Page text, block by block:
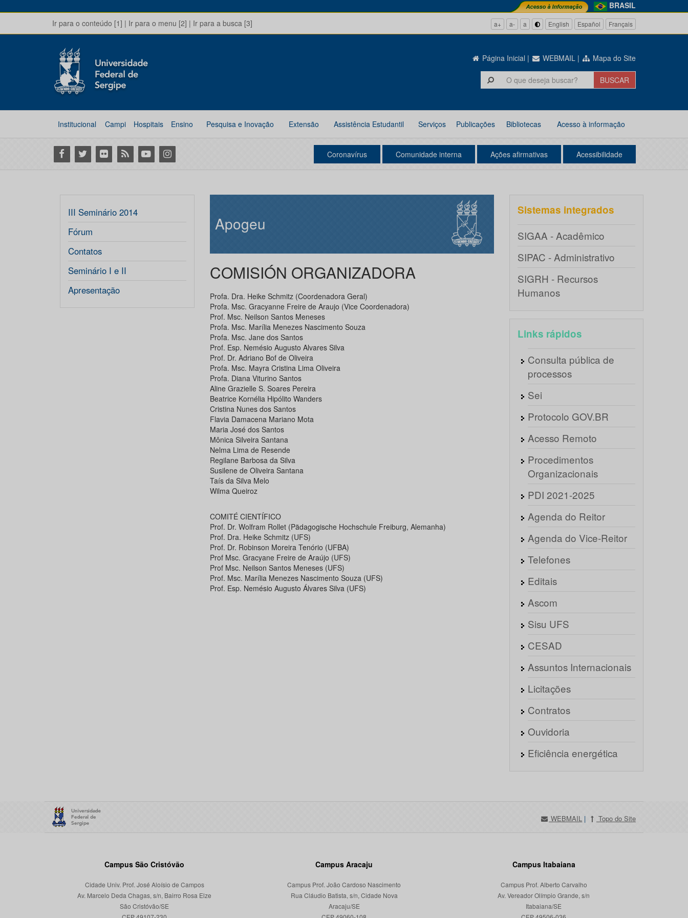
BRASIL
Ir para o conteúdo [1] | Ir para o menu [2] | Ir para a busca [3] a+ a- a English Español Français
Página Inicial | WEBMAIL | Mapa do Site
Institucional Campi Hospitais Ensino Pesquisa e Inovação Extensão Assistência Estudantil Serviços Publicações Bibliotecas Acesso à informação
Facebook
Twitter Flickr RSS YoutubeInstagram Coronavírus Comunidade interna Ações afirmativas Acessibilidade
III Seminário 2014
Fórum
Contatos
Seminário I e II
Apresentação
Apogeu
COMISIÓN ORGANIZADORA
Profa. Dra. Heike Schmitz (Coordenadora Geral)
Profa. Msc. Gracyanne Freire de Araujo (Vice Coordenadora)
Prof. Msc. Neilson Santos Meneses
Profa. Msc. Marília Menezes Nascimento Souza
Profa. Msc. Jane dos Santos
Prof. Esp. Nemésio Augusto Alvares Silva
Prof. Dr. Adriano Bof de Oliveira
Profa. Msc. Mayra Cristina Lima Oliveira
Profa. Diana Viturino Santos
Aline Grazielle S. Soares Pereira
Beatrice Kornélia Hipólito Wanders
Cristina Nunes dos Santos
Flavia Damacena Mariano Mota
Maria José dos Santos
Mônica Silveira Santana
Nelma Lima de Resende
Regilane Barbosa da Silva
Susilene de Oliveira Santana
Taís da Silva Melo
Wilma Queiroz
COMITÉ CIENTÍFICO
Prof. Dr. Wolfram Rollet (Pädagogische Hochschule Freiburg, Alemanha)
Prof. Dra. Heike Schmitz (UFS)
Prof. Dr. Robinson Moreira Tenório (UFBA)
Prof Msc. Gracyane Freire de Araújo (UFS)
Prof Msc. Neilson Santos Meneses (UFS)
Prof. Msc. Marília Menezes Nascimento Souza (UFS)
Prof. Esp. Nemésio Augusto Álvares Silva (UFS)
Sistemas integrados
SIGAA - Acadêmico
SIPAC - Administrativo
SIGRH - Recursos
Humanos
Links rápidos
Consulta pública de
processos
Sei
Protocolo GOV.BR
Acesso Remoto
Procedimentos
Organizacionais
PDI 2021-2025
Agenda do Reitor
Agenda do Vice-Reitor
Telefones
Editais
Ascom
Sisu UFS
CESAD
Assuntos Internacionais
Licitações
Contratos
Ouvidoria
Eficiência energética
WEBMAIL | Topo do Site
Campus São Cristóvão
Cidade Univ. Prof. José Aloísio de Campos
Av. Marcelo Deda Chagas, s/n, Bairro Rosa Elze
São Cristóvão/SE
Campus Aracaju
Campus Prof. João Cardoso Nascimento
Rua Cláudio Batista, s/n, Cidade Nova
Aracaju/SE
Campus Itabaiana
Campus Prof. Alberto Carvalho
Av. Vereador Olímpio Grande, s/n
Itabaiana/SE